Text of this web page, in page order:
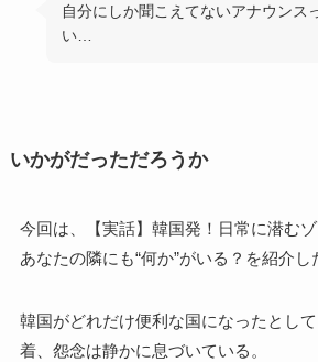
自分にしか聞こえてないアナウンス
い…
いかがだっただろうか
今回は、【実話】韓国発！日常に潜む
あなたの隣にも“何か”がいる？を紹介し
韓国がどれだけ便利な国になったとし
着、怨念は静かに息づいている。